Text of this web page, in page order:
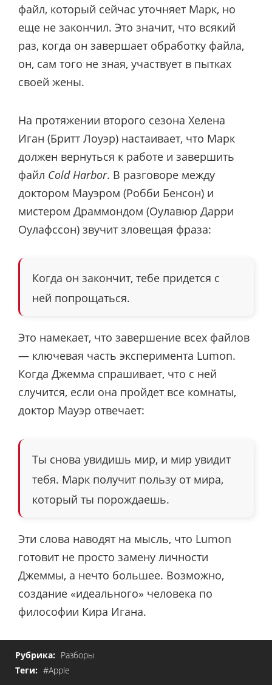
файл, который сейчас уточняет Марк, но
еще не закончил. Это значит, что всякий
раз, когда он завершает обработку файла,
он, сам того не зная, участвует в пытках
своей жены.
На протяжении второго сезона Хелена
Иган (Бритт Лоуэр) настаивает, что Марк
должен вернуться к работе и завершить
файл Cold Harbor. В разговоре между
доктором Мауэром (Робби Бенсон) и
мистером Драммондом (Оулавюр Дарри
Оулафссон) звучит зловещая фраза:
Когда он закончит, тебе придется с
ней попрощаться.
Это намекает, что завершение всех файлов
— ключевая часть эксперимента Lumon.
Когда Джемма спрашивает, что с ней
случится, если она пройдет все комнаты,
доктор Мауэр отвечает:
Ты снова увидишь мир, и мир увидит
тебя. Марк получит пользу от мира,
который ты порождаешь.
Эти слова наводят на мысль, что Lumon
готовит не просто замену личности
Джеммы, а нечто большее. Возможно,
создание «идеального» человека по
философии Кира Игана.
Рубрика: Разборы
Теги: #Apple